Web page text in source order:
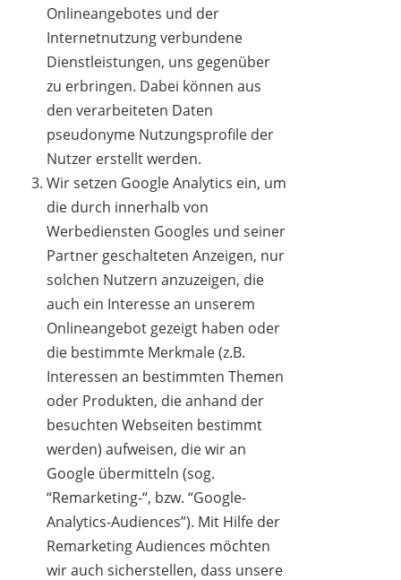
Onlineangebotes und der
Internetnutzung verbundene
Dienstleistungen, uns gegenüber
zu erbringen. Dabei können aus
den verarbeiteten Daten
pseudonyme Nutzungsprofile der
Nutzer erstellt werden.
Wir setzen Google Analytics ein, um
die durch innerhalb von
Werbediensten Googles und seiner
Partner geschalteten Anzeigen, nur
solchen Nutzern anzuzeigen, die
auch ein Interesse an unserem
Onlineangebot gezeigt haben oder
die bestimmte Merkmale (z.B.
Interessen an bestimmten Themen
oder Produkten, die anhand der
besuchten Webseiten bestimmt
werden) aufweisen, die wir an
Google übermitteln (sog.
“Remarketing-“, bzw. “Google-
Analytics-Audiences”). Mit Hilfe der
Remarketing Audiences möchten
wir auch sicherstellen, dass unsere